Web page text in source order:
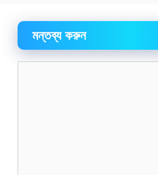
মন্তব্য করুন